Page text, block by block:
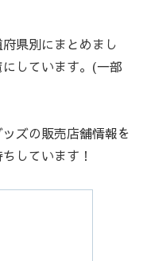
県別にまとめまし
しています。(一部
ズの販売店舗情報を
しています！